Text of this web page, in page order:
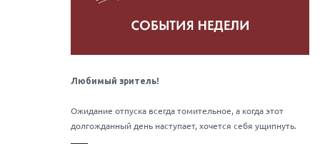
Любимый зритель!
Ожидание отпуска всегда томительное, а когда этот
долгожданный день наступает, хочется себя ущипнуть.